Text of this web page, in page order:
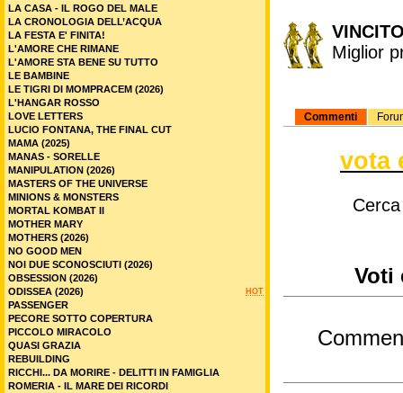
Miglior
Commenti
vota
Voti
LA CASA - IL ROGO DEL MALE
LA CRONOLOGIA DELL’ACQUA
LA FESTA E' FINITA!
L'AMORE CHE RIMANE
L'AMORE STA BENE SU TUTTO
LE BAMBINE
LE TIGRI DI MOMPRACEM (2026)
L'HANGAR ROSSO
LOVE LETTERS
LUCIO FONTANA, THE FINAL CUT
MAMA (2025)
MANAS - SORELLE
MANIPULATION (2026)
MASTERS OF THE UNIVERSE
MINIONS & MONSTERS
MORTAL KOMBAT II
MOTHER MARY
MOTHERS (2026)
NO GOOD MEN
NOI DUE SCONOSCIUTI (2026)
OBSESSION (2026)
HOT
ODISSEA (2026)
PASSENGER
PECORE SOTTO COPERTURA
PICCOLO MIRACOLO
QUASI GRAZIA
REBUILDING
RICCHI... DA MORIRE - DELITTI IN FAMIGLIA
ROMERIA - IL MARE DEI RICORDI